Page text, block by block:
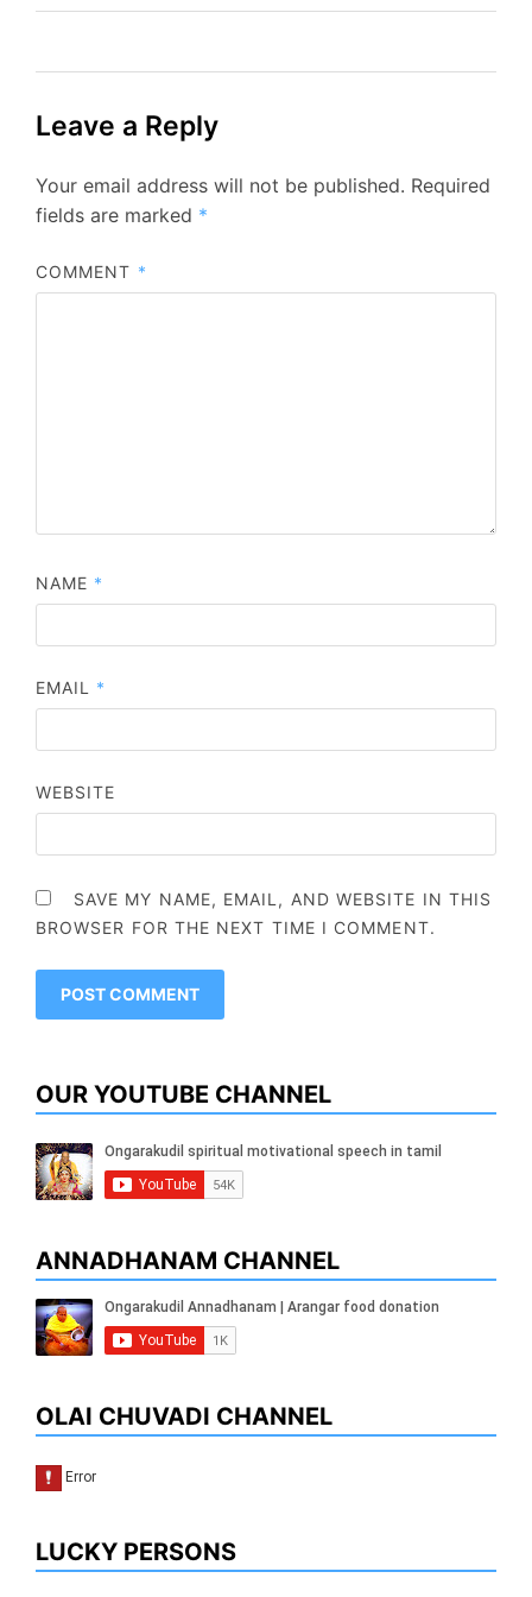
ஞான அறிவுரை
பெறக்கூடும்ஆசிபெற்ற
அரங்கன் தர்மபலம்ஐயமற
பெறும்மாற்றம் தந்து
அரங்கன்
யானருள்ஏற்றம் கருதிவரும்
Leave a Reply
Your email address will not be published. Required
fields are marked *
COMMENT *
NAME *
EMAIL *
WEBSITE
SAVE MY NAME, EMAIL, AND WEBSITE IN THIS
BROWSER FOR THE NEXT TIME I COMMENT.
OUR YOUTUBE CHANNEL
ANNADHANAM CHANNEL
OLAI CHUVADI CHANNEL
LUCKY PERSONS